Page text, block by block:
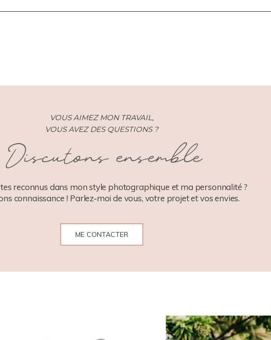
VOUS AIMEZ MON TRAVAIL,
VOUS AVEZ DES QUESTIONS ?
Discutons ensemble
reconnus dans mon style photographique et ma personnalité ?
connaissance ! Parlez-moi de vous, votre projet et vos envies.
ME CONTACTER